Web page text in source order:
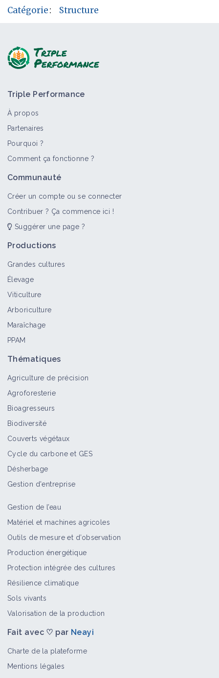
Catégorie: Structure
Triple Performance
À propos
Partenaires
Pourquoi ?
Comment ça fonctionne ?
Communauté
Créer un compte ou se connecter
Contribuer ? Ça commence ici !
Suggérer une page ?
Productions
Grandes cultures
Élevage
Viticulture
Arboriculture
Maraîchage
PPAM
Thématiques
Agriculture de précision
Agroforesterie
Bioagresseurs
Biodiversité
Couverts végétaux
Cycle du carbone et GES
Désherbage
Gestion d'entreprise
Gestion de l’eau
Matériel et machines agricoles
Outils de mesure et d’observation
Production énergétique
Protection intégrée des cultures
Résilience climatique
Sols vivants
Valorisation de la production
Fait avec ♡ par Neayi
Charte de la plateforme
Mentions légales